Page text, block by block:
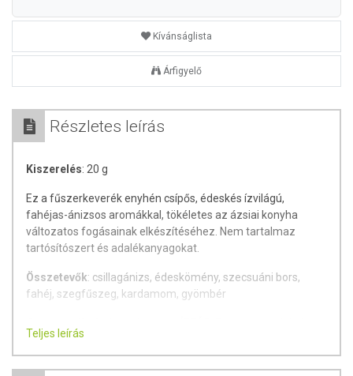
Kívánságlista
Árfigyelő
Részletes leírás
Kiszerelés: 20 g
Ez a fűszerkeverék enyhén csípős, édeskés ízvilágú,
fahéjas-ánizsos aromákkal, tökéletes az ázsiai konyha
változatos fogásainak elkészítéséhez. Nem tartalmaz
tartósítószert és adalékanyagokat.
Összetevők: csillagánizs, édeskömény, szecsuáni bors,
fahéj, szegfűszeg, kardamom, gyömbér
Kft.
Származási hely: Magyarország
Teljes leírás